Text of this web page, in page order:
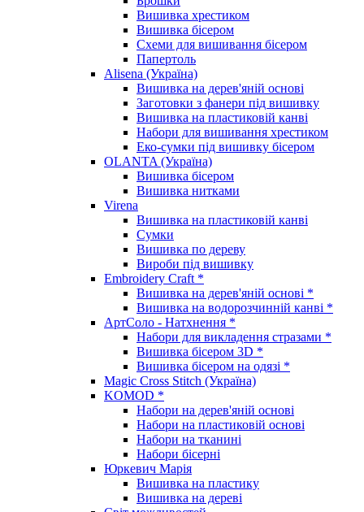
Вишивка хрестиком
Вишивка бісером
Схеми для вишивання бісером
Папертоль
Alisena (Україна)
Вишивка на дерев'яній основі
Заготовки з фанери під вишивку
Вишивка на пластиковій канві
Набори для вишивання хрестиком
Еко-сумки під вишивку бісером
OLANTA (Україна)
Вишивка бісером
Вишивка нитками
Virena
Вишивка на пластиковій канві
Сумки
Вишивка по дереву
Вироби під вишивку
Embroidery Craft *
Вишивка на дерев'яній основі *
Вишивка на водорозчинній канві *
АртСоло - Натхнення *
Набори для викладення стразами *
Вишивка бісером 3D *
Вишивка бісером на одязі *
Magic Cross Stitch (Україна)
KOMOD *
Набори на дерев'яній основі
Набори на пластиковій основі
Набори на тканині
Набори бісерні
Юркевич Марія
Вишивка на пластику
Вишивка на дереві